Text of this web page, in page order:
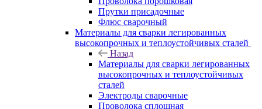
Прутки присадочные
Флюс сварочный
Материалы для сварки легированных
высокопрочных и теплоустойчивых сталей
Назад
Материалы для сварки легированных
высокопрочных и теплоустойчивых
сталей
Электроды сварочные
Проволока сплошная